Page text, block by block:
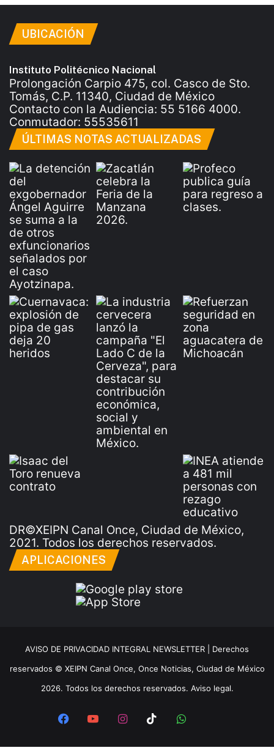
UBICACIÓN
Instituto Politécnico Nacional
Prolongación Carpio 475, col. Casco de Sto.
Tomás, C.P. 11340, Ciudad de México
Contacto con la Audiencia: 55 5166 4000.
Conmutador: 55535611
ÚLTIMAS NOTAS ACTUALIZADAS
DR©XEIPN Canal Once, Ciudad de México,
2021. Todos los derechos reservados.
APLICACIONES
AVISO DE PRIVACIDAD INTEGRAL NEWSLETTER | Derechos
reservados © XEIPN Canal Once, Once Noticias, Ciudad de México
2026. Todos los derechos reservados. Aviso legal.
Facebook
YouTubeInstagram
TikTokWhatsApp